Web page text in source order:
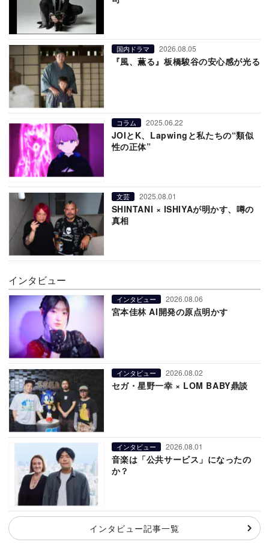
国内ドラマ 2026.08.05
『風、薫る』板橋駿谷の安心感が光る
コラム 2025.06.22
JOIとK、Lapwingと私たちの“類似
性の正体”
文芸 2025.08.01
SHINTANI × ISHIYAが明かす、噂の
真相
インタビュー
インタビュー 2026.08.06
宮本佳林 AI開発の原点明かす
インタビュー 2026.08.02
セガ・星野一幸 × LOM BABY鼎談
インタビュー 2026.08.01
音楽は「公共サービス」になったの
か？
インタビュー記事一覧